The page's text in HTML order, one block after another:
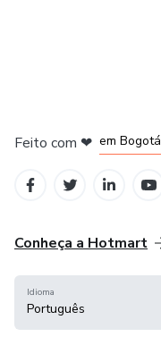
Feito com ❤ em Bogotá
Conheça a Hotmart
Idioma
Português